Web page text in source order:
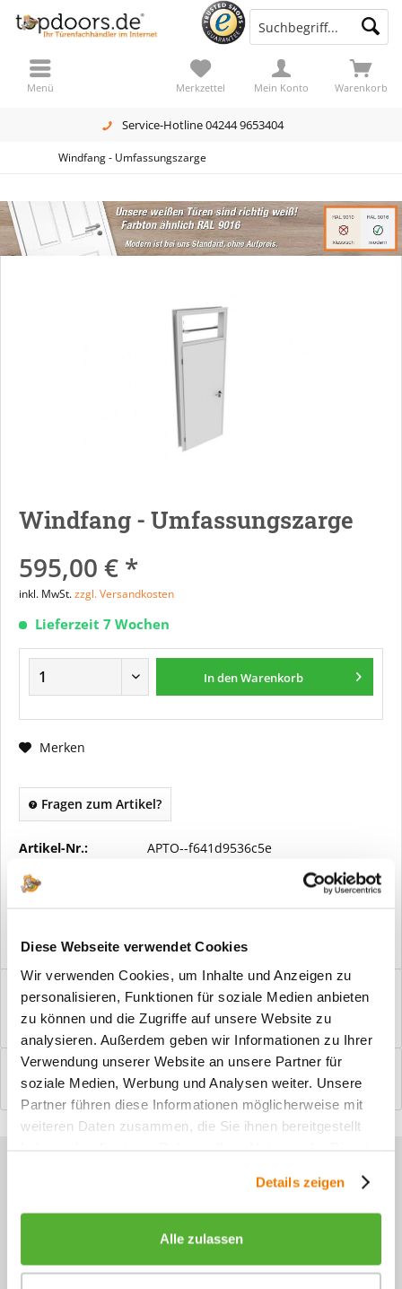
Diese Webseite verwendet Cookies
Wir verwenden Cookies, um Inhalte und Anzeigen zu
personalisieren, Funktionen für soziale Medien anbieten
zu können und die Zugriffe auf unsere Website zu
analysieren. Außerdem geben wir Informationen zu Ihrer
Verwendung unserer Website an unsere Partner für
soziale Medien, Werbung und Analysen weiter. Unsere
Partner führen diese Informationen möglicherweise mit
weiteren Daten zusammen, die Sie ihnen bereitgestellt
Details zeigen
Alle zulassen
Service-Hotline 04244 9653404
Warenkorb
Merkzettel Mein Konto
Menü
Windfang - Umfassungszarge
Windfang - Umfassungszarge
595,00 € *
inkl. MwSt.zzgl. Versandkosten
Lieferzeit 7 Wochen
In denWarenkorb
Merken
Fragen zum Artikel?
Artikel-Nr.: APTO--f641d9536c5e
Vorteile
Windfangelemente online am Bildschirm konfigurieren und
einbaufertig bestellen. In wenigen...
Bewertungen
0
Bewertungen lesen, schreiben und diskutieren...mehr
Sie haben Fragen zu unseren
+49 (0)4244 965 34 04
Mo - Do, 09:00 - 16:00 Uhr
und Fr, 09:00 - 13:00 Uhr